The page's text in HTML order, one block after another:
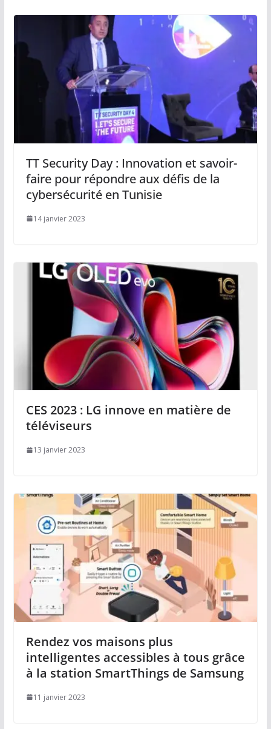
TT Security Day : Innovation et savoir-
faire pour répondre aux défis de la
cybersécurité en Tunisie
14 janvier 2023
CES 2023 : LG innove en matière de
téléviseurs
13 janvier 2023
Rendez vos maisons plus
intelligentes accessibles à tous grâce
à la station SmartThings de Samsung
11 janvier 2023